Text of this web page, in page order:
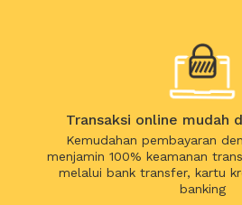
Transaksi online mudah
Kemudahan pembayaran
menjamin 100% keamanan
melalui bank transfer, kartu
banking